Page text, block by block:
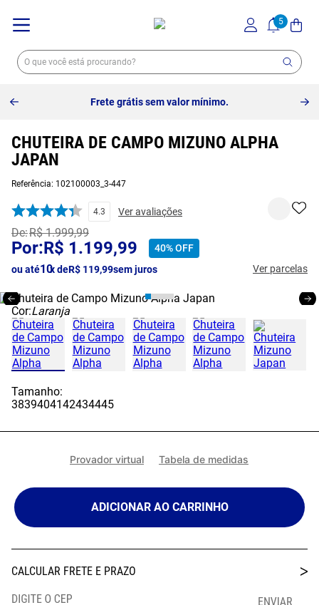
Frete grátis sem valor mínimo.
CHUTEIRA DE CAMPO MIZUNO ALPHA
JAPAN
Referência: 102100003_3-447
4.3 Ver avaliações
R$ 1.999,99
R$ 1.199,99 40%OFF
ou até10x deR$ 119,99sem juros Ver parcelas
Cor:Laranja
Tamanho:
3839404142434445
Provador virtual Tabela de medidas
ADICIONAR AO CARRINHO